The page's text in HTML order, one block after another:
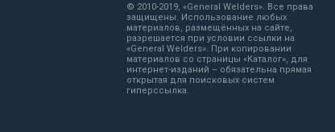
© 2010-2019, «General Welders». Все права
защищены. Использование любых
материалов, размещённых на сайте,
разрешается при условии ссылки на
«General Welders». При копировании
материалов со страницы «Каталог», для
интернет-изданий – обязательна прямая
открытая для поисковых систем
гиперссылка.